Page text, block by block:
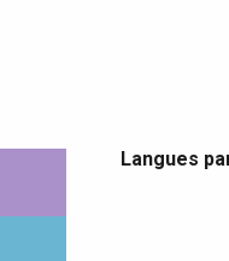
Langues
Langues